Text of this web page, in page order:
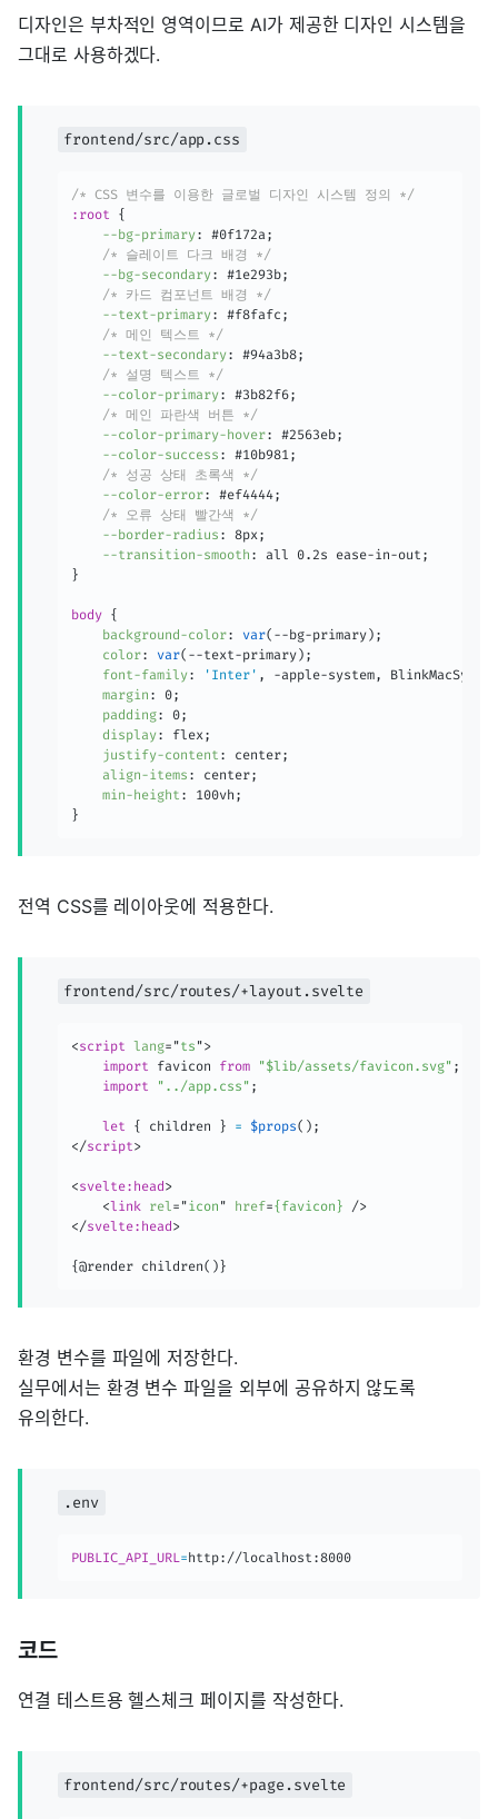
디자인은 부차적인 영역이므로 AI가 제공한 디자인 시스템을
그대로 사용하겠다.
frontend/src/app.css
/* CSS 변수를 이용한 글로벌 디자인 시스템 정의 */
:root
{
--bg-primary: #0f172a ;
/* 슬레이트 다크 배경 */
--bg-secondary: #1e293b;
/* 카드 컴포넌트 배경 */
--text-primary: #f8fafc ;
/* 메인 텍스트 */
--text-secondary: #94a3b8;
/* 설명 텍스트 */
--color-primary: #3b82f6;
/* 메인 파란색 버튼 */
--color-primary-hover: #2563eb;
--color-success : #10b981;
/* 성공 상태 초록색 */
--color-error: #ef4444;
/* 오류 상태 빨간색 */
--border-radius : 8px;
--transition-smooth : all 0.2s ease-in-out ;
}
body {
background-color: var( --bg-primary ) ;
color: var( --text-primary ) ;
font-family: 'Inter' , -apple-system,
margin : 0;
padding: 0;
display: flex;
justify-content : center;
align-items : center;
min-height : 100vh ;
}
전역 CSS를 레이아웃에 적용한다.
frontend/src/routes/+layout.svelte
<script lang= "ts ">
import favicon from "$lib/assets/favicon.svg" ;
import
"../app.css" ;
let { children } = $props( ) ;
</script>
<svelte: head >
<link rel= "icon " href={favicon}
/>
</svelte: head >
{@render children()}
환경 변수를 파일에 저장한다.
실무에서는 환경 변수 파일을 외부에 공유하지 않도록
유의한다.
.env
PUBLIC_API_URL= http://localhost:8000
코드
연결 테스트용 헬스체크 페이지를 작성한다.
frontend/src/routes/+page.svelte